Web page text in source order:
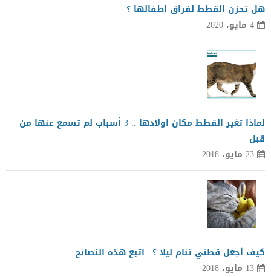
هل تحزن القطط لفراق اطفالها ؟
4 مايو، 2020
لماذا تغير القطط مكان اولادها .. 3 أسباب لم تسمع عنها من
قبل
23 مايو، 2018
كيف أجعل قطتي تنام ليلا ؟.. اتبع هذه النصائح
13 مايو، 2018